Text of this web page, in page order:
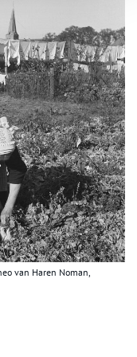
van Haren Noman,